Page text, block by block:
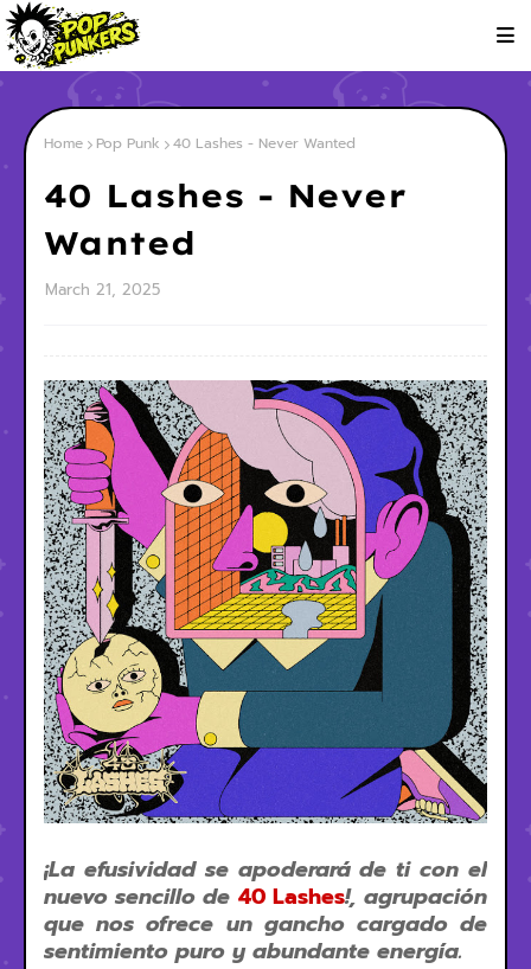
Home Pop Punk 40 Lashes - Never Wanted
40 Lashes - Never
Wanted
March 21, 2025
¡La efusividad se apoderará de ti con el
nuevo sencillo de 40 Lashes!, agrupación
que nos ofrece un gancho cargado de
sentimiento puro y abundante energía.